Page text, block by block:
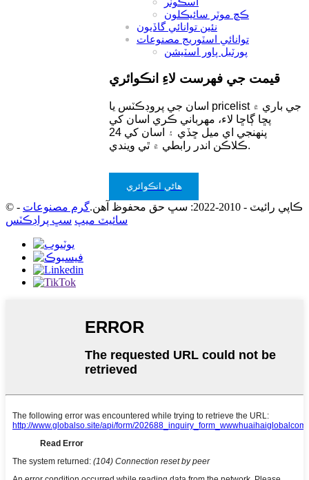
ڪڇ موٽر سائيڪلون
نئين توانائي گاڏيون
توانائي اسٽوريج مصنوعات
پورٽبل پاور اسٽيشن
قيمت جي فهرست لاءِ انڪوائري
اسان جي پروڊڪٽس يا pricelist جي باري ۾
پڇا ڳاڇا لاء، مهرباني ڪري اسان کي
پنهنجي اي ميل ڇڏي ۽ اسان کي 24
ڪلاڪن اندر رابطي ۾ ٿي ويندي.
هاڻي انڪوائري
© ڪاپي رائيٽ - 2010-2022: سڀ حق محفوظ آهن. گرم مصنوعات -
سائيٽ ميپ سڀ پراڊڪٽس